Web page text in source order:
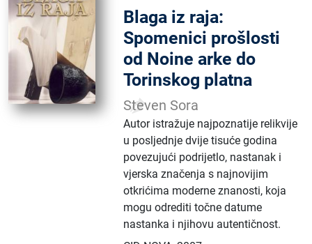
Blaga iz raja:
Spomenici prošlosti
od Noine arke do
Torinskog platna
Steven Sora
Autor istražuje najpoznatije relikvije
u posljednje dvije tisuće godina
povezujući podrijetlo, nastanak i
vjerska značenja s najnovijim
otkrićima moderne znanosti, koja
mogu odrediti točne datume
nastanka i njihovu autentičnost.